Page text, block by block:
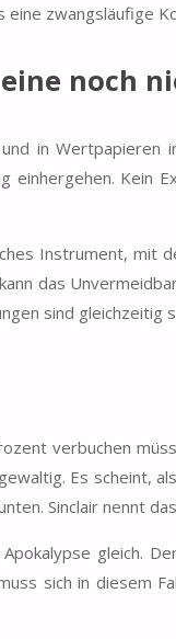
eine zwangsläufige
noch
in
einhergehen. Kein
Instrument, mit
das
sind gleichzeitig
verbuchen
Es scheint,
Sinclair nennt
gleich.
sich in diesem